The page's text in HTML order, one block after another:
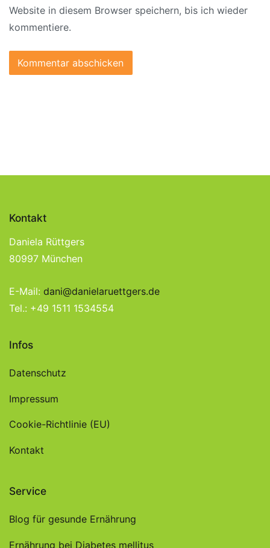
Website in diesem Browser speichern, bis ich wieder
kommentiere.
Kontakt
Daniela Rüttgers
80997 München
E-Mail: dani@danielaruettgers.de
Tel.: +49 1511 1534554
Infos
Datenschutz
Impressum
Cookie-Richtlinie (EU)
Kontakt
Service
Blog für gesunde Ernährung
Ernährung bei Diabetes mellitus